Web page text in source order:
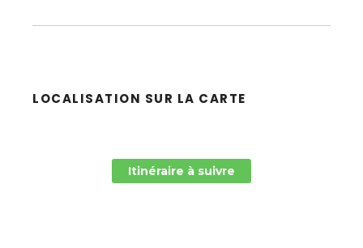
LOCALISATION SUR LA CARTE
Itinéraire à suivre